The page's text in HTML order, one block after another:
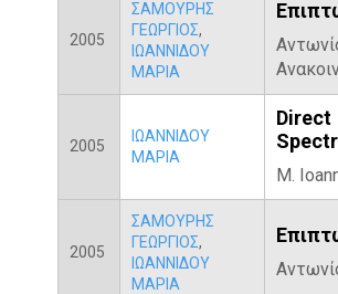
2005
ΣΑΜΟΥΡΗΣ
ΓΕΩΡΓΙΟΣ,
ΙΩΑΝΝΙΔΟΥ
ΜΑΡΙΑ
2005
ΙΩΑΝΝΙΔΟΥ
ΜΑΡΙΑ
M.
2005
ΣΑΜΟΥΡΗΣ
ΓΕΩΡΓΙΟΣ,
ΙΩΑΝΝΙΔΟΥ
ΜΑΡΙΑ